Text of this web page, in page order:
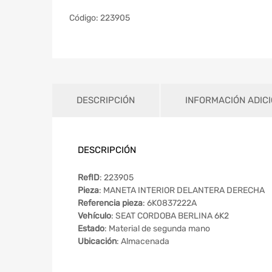
Código: 223905
DESCRIPCIÓN INFORMACIÓN
DESCRIPCIÓN
RefID: 223905
Pieza: MANETA INTERIOR DELANTERA DERECHA
Referencia pieza: 6K0837222A
Vehículo: SEAT CORDOBA BERLINA 6K2
Estado: Material de segunda mano
Ubicación: Almacenada